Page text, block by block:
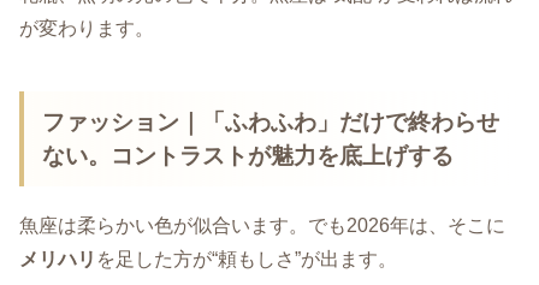
が変わります。
ファッション｜「ふわふわ」だけで終わらせ
ない。コントラストが魅力を底上げする
魚座は柔らかい色が似合います。でも2026年は、そこに
メリハリ を足した方が“頼もしさ”が出ます。